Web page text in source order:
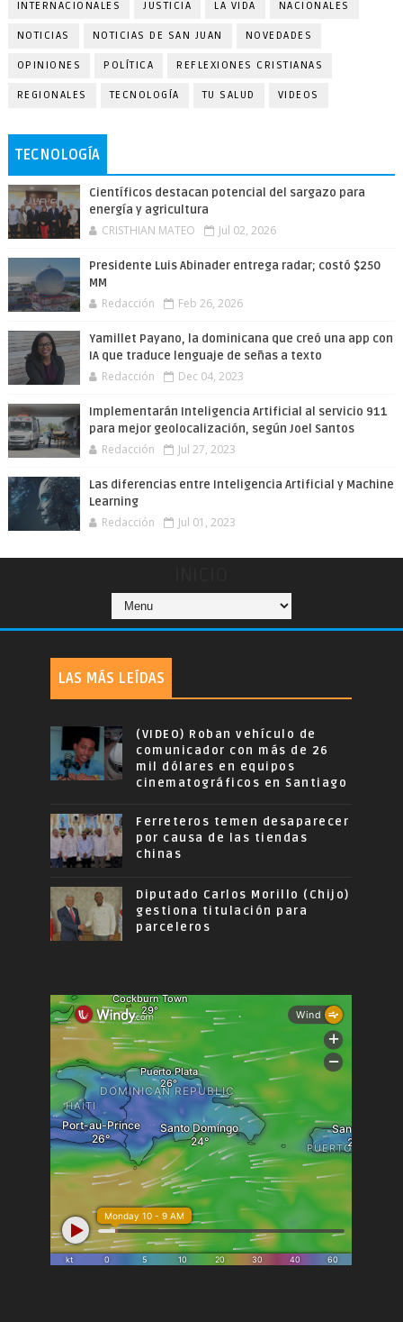
INTERNACIONALES JUSTICIA LA VIDA NACIONALES
NOTICIAS NOTICIAS DE SAN JUAN NOVEDADES
OPINIONES POLÍTICA REFLEXIONES CRISTIANAS
REGIONALES TECNOLOGÍA TU SALUD VIDEOS
TECNOLOGÍA
Científicos destacan potencial del sargazo para
energía y agricultura
CRISTHIAN MATEO Jul 02, 2026
Presidente Luis Abinader entrega radar; costó $250
MM
Redacción Feb 26, 2026
Yamillet Payano, la dominicana que creó una app con
IA que traduce lenguaje de señas a texto
Redacción Dec 04, 2023
Implementarán Inteligencia Artificial al servicio 911
para mejor geolocalización, según Joel Santos
Redacción Jul 27, 2023
Las diferencias entre Inteligencia Artificial y Machine
Learning
Redacción Jul 01, 2023
LAS MÁS LEÍDAS
(VIDEO) Roban vehículo de
comunicador con más de 26
mil dólares en equipos
cinematográficos en Santiago
Ferreteros temen desaparecer
por causa de las tiendas
chinas
Diputado Carlos Morillo (Chijo)
gestiona titulación para
parceleros